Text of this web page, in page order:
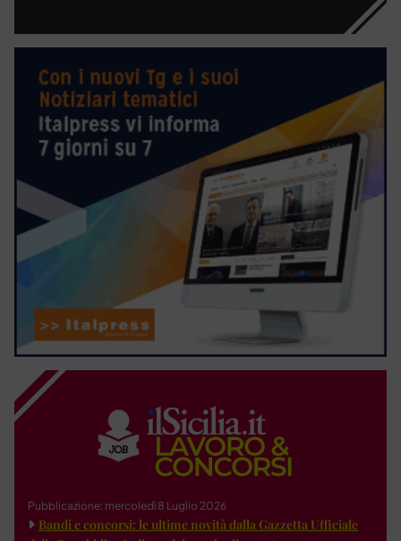
Pubblicazione: mercoledì 8 Luglio 2026
Bandi e concorsi: le ultime novità dalla Gazzetta Ufficiale